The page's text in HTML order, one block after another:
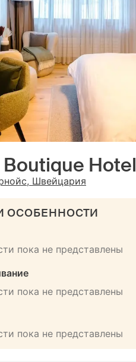
Hotel
Швейцария
ОСОБЕННОСТИ
пока не представлены
пока не представлены
пока не представлены